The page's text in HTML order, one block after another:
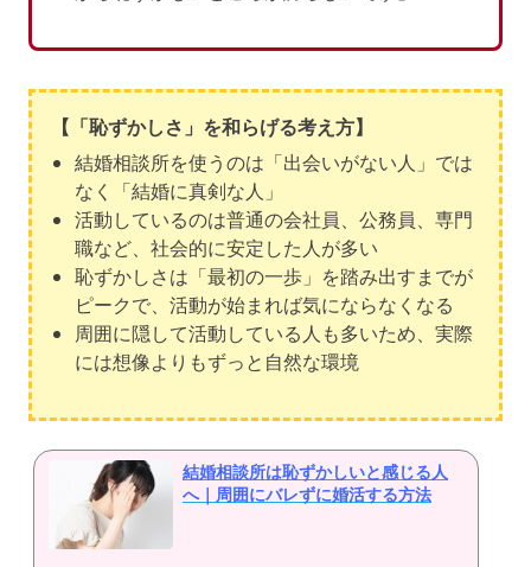
【「恥ずかしさ」を和らげる考え方】
結婚相談所を使うのは「出会いがない人」では
なく「結婚に真剣な人」
活動しているのは普通の会社員、公務員、専門
職など、社会的に安定した人が多い
恥ずかしさは「最初の一歩」を踏み出すまでが
ピークで、活動が始まれば気にならなくなる
周囲に隠して活動している人も多いため、実際
には想像よりもずっと自然な環境
結婚相談所は恥ずかしいと感じる人
へ｜周囲にバレずに婚活する方法